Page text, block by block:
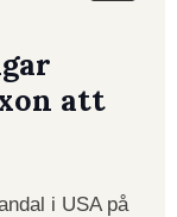
att
i USA på